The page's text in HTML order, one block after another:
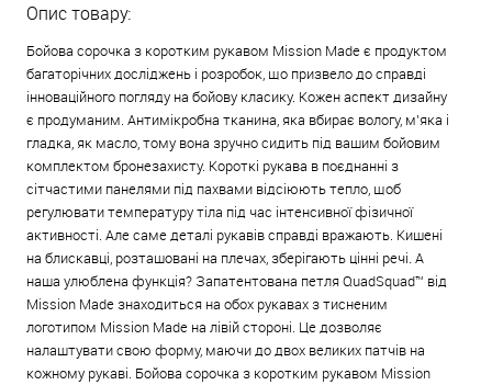
Опис товару:
Бойова сорочка з коротким рукавом Mission Made є продуктом
багаторічних досліджень і розробок, що призвело до справді
інноваційного погляду на бойову класику. Кожен аспект дизайну
є продуманим. Антимікробна тканина, яка вбирає вологу, м’яка і
гладка, як масло, тому вона зручно сидить під вашим бойовим
комплектом бронезахисту. Короткі рукава в поєднанні з
сітчастими панелями під пахвами відсіюють тепло, щоб
регулювати температуру тіла під час інтенсивної фізичної
активності. Але саме деталі рукавів справді вражають. Кишені
на блискавці, розташовані на плечах, зберігають цінні речі. А
наша улюблена функція? Запатентована петля QuadSquad™ від
Mission Made знаходиться на обох рукавах з тисненим
логотипом Mission Made на лівій стороні. Це дозволяє
налаштувати свою форму, маючи до двох великих патчів на
кожному рукаві. Бойова сорочка з коротким рукавом Mission